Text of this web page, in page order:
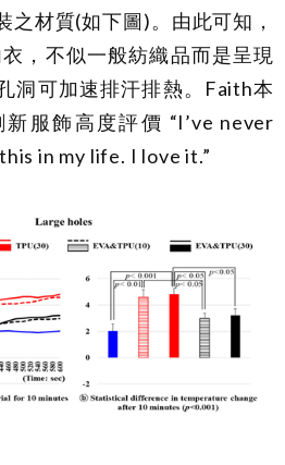
之材質(如下圖)。由此可知，
，不似一般紡織品而是呈現
洞可加速排汗排熱。Faith本
服飾高度評價 “I’ve never
in my life. I love it.”